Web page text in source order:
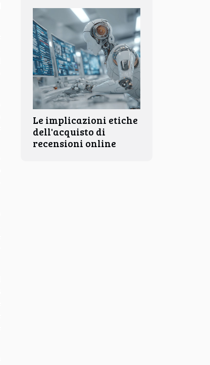
Le implicazioni etiche
dell'acquisto di
recensioni online